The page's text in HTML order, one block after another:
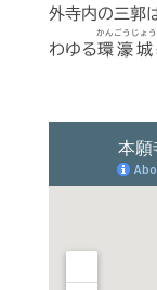
外寺内の三郭
わゆる環濠
かんごうじょ